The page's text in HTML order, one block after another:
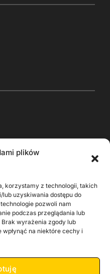
plików
korzystamy z technologii, takich
uzyskiwania dostępu do
pozwoli nam
podczas przeglądania lub
wyrażenia zgody lub
na niektóre cechy i